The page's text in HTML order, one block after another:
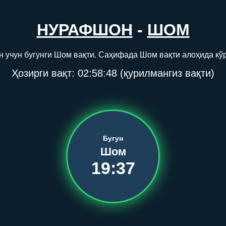
НУРАФШОН - ШОМ
бугунги Шом вақти. Саҳифада Шом вақти алоҳида
Ҳозирги вақт: 02:58:48 (қурилмангиз вақти)
Бугун
Шом
19:37